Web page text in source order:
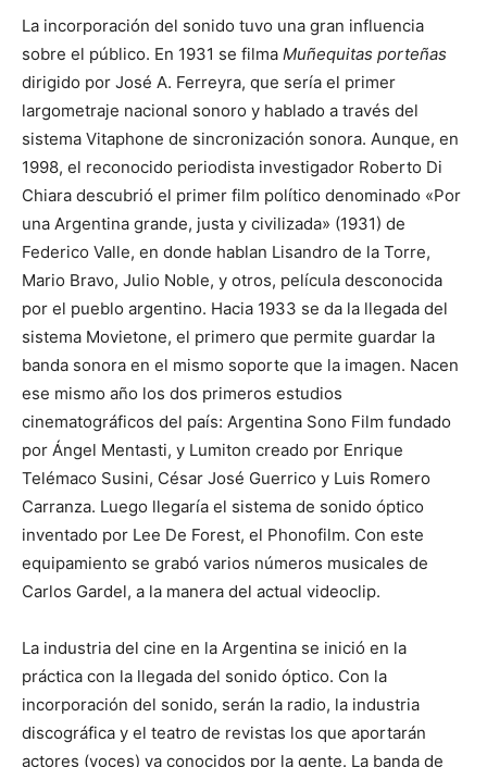
La incorporación del sonido tuvo una gran influencia
sobre el público. En 1931 se filma Muñequitas porteñas
dirigido por José A. Ferreyra, que sería el primer
largometraje nacional sonoro y hablado a través del
sistema Vitaphone de sincronización sonora. Aunque, en
1998, el reconocido periodista investigador Roberto Di
Chiara descubrió el primer film político denominado «Por
una Argentina grande, justa y civilizada» (1931) de
Federico Valle, en donde hablan Lisandro de la Torre,
Mario Bravo, Julio Noble, y otros, película desconocida
por el pueblo argentino. Hacia 1933 se da la llegada del
sistema Movietone, el primero que permite guardar la
banda sonora en el mismo soporte que la imagen. Nacen
ese mismo año los dos primeros estudios
cinematográficos del país: Argentina Sono Film fundado
por Ángel Mentasti, y Lumiton creado por Enrique
Telémaco Susini, César José Guerrico y Luis Romero
Carranza. Luego llegaría el sistema de sonido óptico
inventado por Lee De Forest, el Phonofilm. Con este
equipamiento se grabó varios números musicales de
Carlos Gardel, a la manera del actual videoclip.
La industria del cine en la Argentina se inició en la
práctica con la llegada del sonido óptico. Con la
incorporación del sonido, serán la radio, la industria
discográfica y el teatro de revistas los que aportarán
actores (voces) ya conocidos por la gente. La banda de